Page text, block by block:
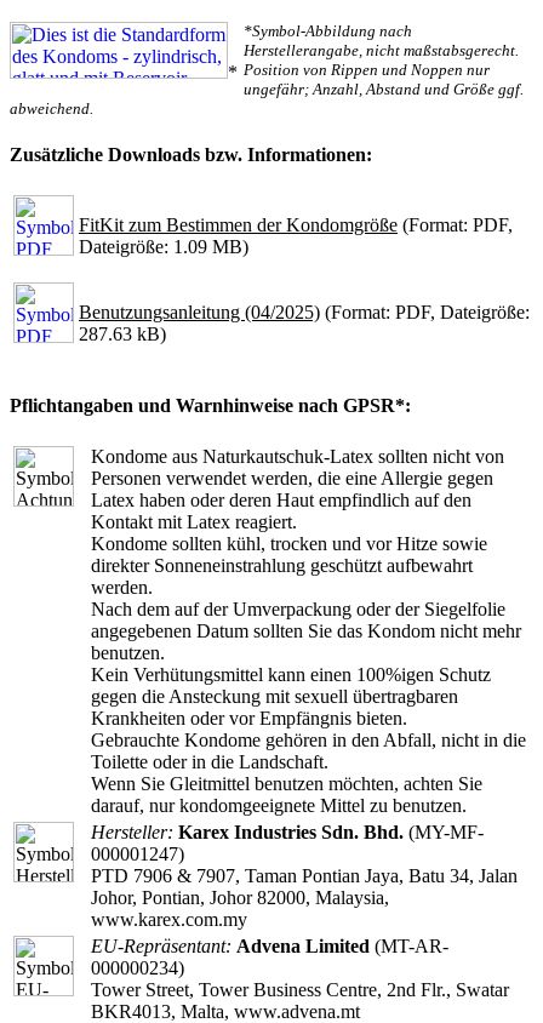
*
*Symbol-Abbildung nach
Herstellerangabe, nicht maßstabsgerecht.
Position von Rippen und Noppen nur
ungefähr; Anzahl, Abstand und Größe ggf.
abweichend.
Zusätzliche Downloads bzw. Informationen:
FitKit zum Bestimmen der Kondomgröße (Format: PDF,
Dateigröße: 1.09 MB)
Benutzungsanleitung (04/2025) (Format: PDF, Dateigröße:
287.63 kB)
Pflichtangaben und Warnhinweise nach GPSR*:
Kondome aus Naturkautschuk-Latex sollten nicht von
Personen verwendet werden, die eine Allergie gegen
Latex haben oder deren Haut empfindlich auf den
Kontakt mit Latex reagiert.
Kondome sollten kühl, trocken und vor Hitze sowie
direkter Sonneneinstrahlung geschützt aufbewahrt
werden.
Nach dem auf der Umverpackung oder der Siegelfolie
angegebenen Datum sollten Sie das Kondom nicht mehr
benutzen.
Kein Verhütungsmittel kann einen 100%igen Schutz
gegen die Ansteckung mit sexuell übertragbaren
Krankheiten oder vor Empfängnis bieten.
Gebrauchte Kondome gehören in den Abfall, nicht in die
Toilette oder in die Landschaft.
Wenn Sie Gleitmittel benutzen möchten, achten Sie
darauf, nur kondomgeeignete Mittel zu benutzen.
Hersteller: Karex Industries Sdn. Bhd. (MY-MF-
000001247)
PTD 7906 & 7907, Taman Pontian Jaya, Batu 34, Jalan
Johor, Pontian, Johor 82000, Malaysia,
www.karex.com.my
EU-Repräsentant: Advena Limited (MT-AR-
000000234)
Tower Street, Tower Business Centre, 2nd Flr., Swatar
BKR4013, Malta, www.advena.mt